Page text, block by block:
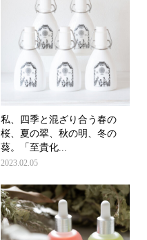
私、四季と混ざり合う春の
桜、夏の翠、秋の明、冬の
葵。「至貴化...
2023.02.05